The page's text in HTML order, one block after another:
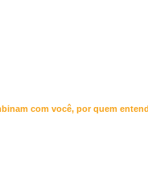
com você, por quem